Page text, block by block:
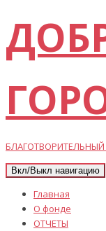
Вкл/Выкл навигацию
Главная
О фонде
ОТЧЕТЫ